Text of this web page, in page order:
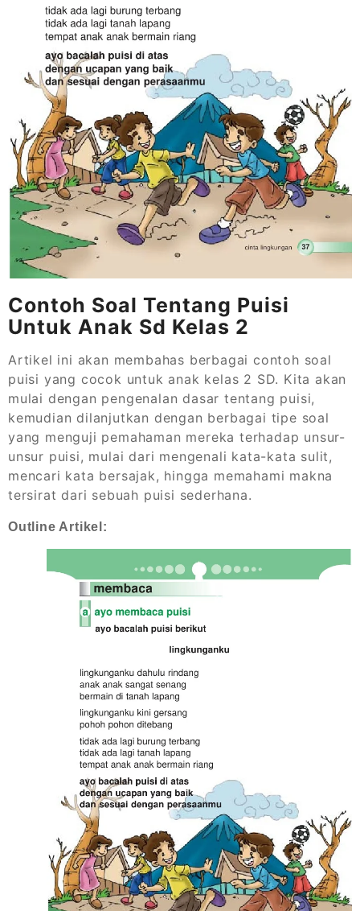
Contoh Soal Tentang Puisi
Untuk Anak Sd Kelas 2
Artikel ini akan membahas berbagai contoh soal
puisi yang cocok untuk anak kelas 2 SD. Kita akan
mulai dengan pengenalan dasar tentang puisi,
kemudian dilanjutkan dengan berbagai tipe soal
yang menguji pemahaman mereka terhadap unsur-
unsur puisi, mulai dari mengenali kata-kata sulit,
mencari kata bersajak, hingga memahami makna
tersirat dari sebuah puisi sederhana.
Outline Artikel: